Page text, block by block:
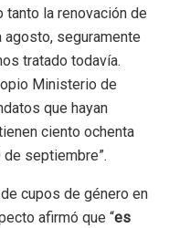
la renovación de
agosto, seguramente
tratado todavía.
Ministerio de
que hayan
ciento ochenta
septiembre”.
cupos de género en
afirmó que “es